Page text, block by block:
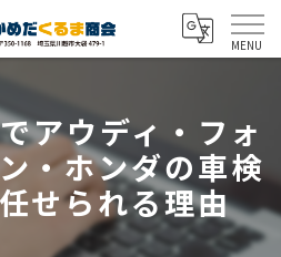
アウディ・フォ
・ホンダの車検
せられる理由